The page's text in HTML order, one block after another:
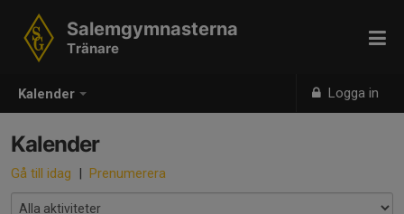
Kalender Logga in
Salemgymnasterna
Tränare
Kalender
Gå till idag | Prenumerera